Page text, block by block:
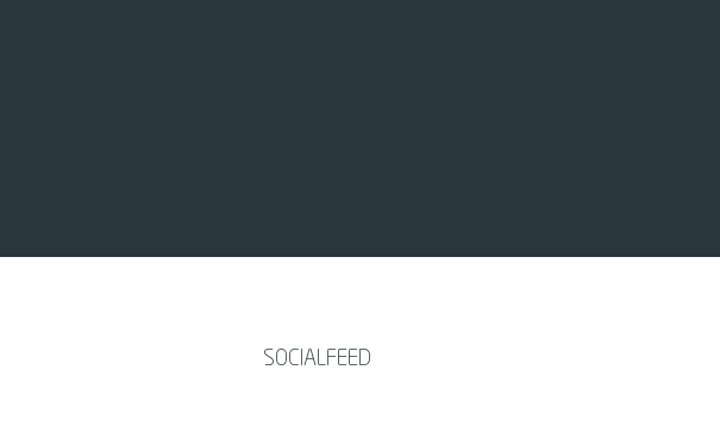
SOCIALFEED